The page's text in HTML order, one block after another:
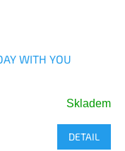
WITH YOU
Skladem
DETAIL